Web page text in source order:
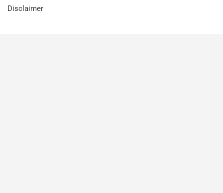
Disclaimer